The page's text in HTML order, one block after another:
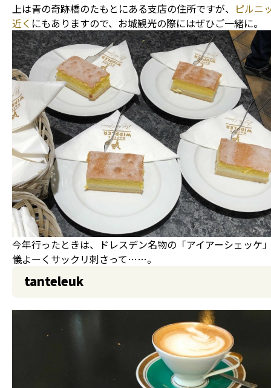
上は青の奇跡橋のたもとにある支店の住所ですが、 ピルニ
近く にもありますので、お城観光の際にはぜひご一緒に。
今年行ったときは、ドレスデン名物の「アイアーシェッケ
儀よーくサックリ刺さって……。
tanteleuk